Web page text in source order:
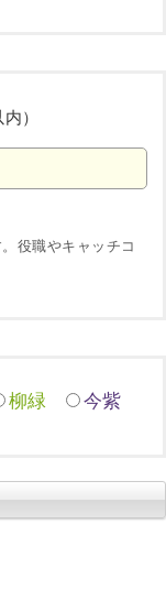
）
役職やキャッチコ
柳緑 今紫